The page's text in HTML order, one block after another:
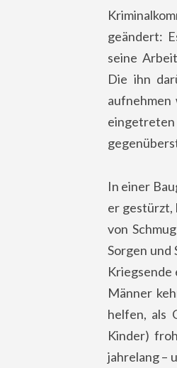
geändert:
seine
Die ihn
aufnehmen
In einer
er gestürzt,
von
Sorgen und
Kriegsende
Männer
helfen, als
Kinder)
jahrelang –